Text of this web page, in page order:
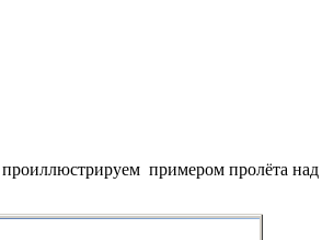
примером пролёта над